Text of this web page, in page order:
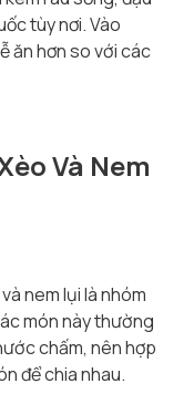
tùy nơi. Vào
ăn hơn so với các
Và Nem
nem lụi là nhóm
món này thường
chấm, nên hợp
để chia nhau.